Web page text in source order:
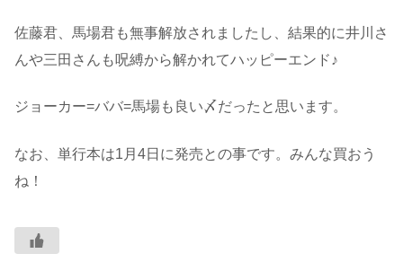
佐藤君、馬場君も無事解放されましたし、結果的に井川さ
んや三田さんも呪縛から解かれてハッピーエンド♪
ジョーカー=ババ=馬場も良い〆だったと思います。
なお、単行本は1月4日に発売との事です。みんな買おう
ね！